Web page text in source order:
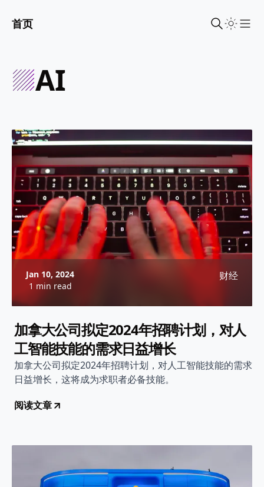
首页
AI
Jan 10, 2024
1 min read
财经
加拿大公司拟定2024年招聘计划，对人
工智能技能的需求日益增长
加拿大公司拟定2024年招聘计划，对人工智能技能的需求
日益增长，这将成为求职者必备技能。
阅读文章